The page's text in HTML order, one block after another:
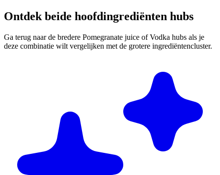
Ontdek beide hoofdingrediënten hubs
Ga terug naar de bredere Pomegranate juice of Vodka hubs als je
deze combinatie wilt vergelijken met de grotere ingrediëntencluster.